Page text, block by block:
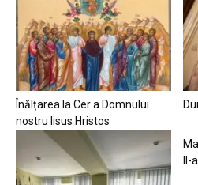
Înălțarea la Cer a Domnului
nostru Iisus Hristos